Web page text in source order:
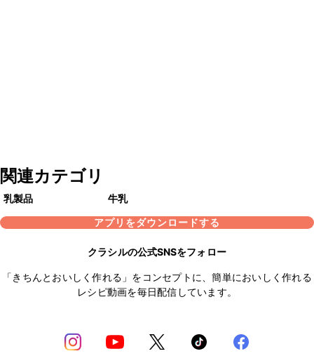
関連カテゴリ
乳製品
牛乳
アプリをダウンロードする
クラシルの公式SNSをフォロー
「きちんとおいしく作れる」をコンセプトに、簡単においしく作れる
レシピ動画を毎日配信しています。